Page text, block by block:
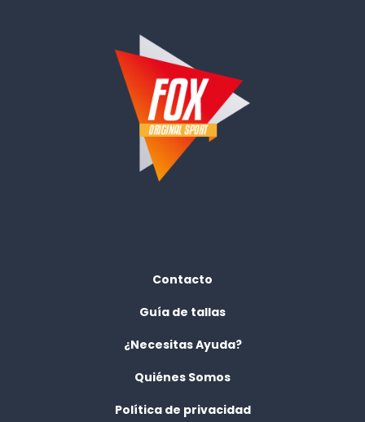
Contacto
Guía de tallas
¿Necesitas Ayuda?
Quiénes Somos
Política de privacidad